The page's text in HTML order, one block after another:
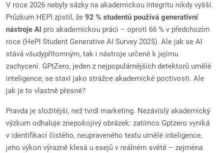
V roce 2026 nebyly sázky na akademickou integritu nikdy vyšší.
Průzkum HEPI zjistil, že 92 % studentů používá generativní
nástroje AI pro akademickou práci – oproti 66 % v předchozím
roce (HePI Student Generative AI Survey 2025). Ale jak se AI
stává všudypřítomným, tak i nástroje určené k jejímu
zachycení. GPtZero, jeden z nejpopulárnějších detektorů umělé
inteligence, se staví jako strážce akademické poctivosti. Ale
jak je to vlastně přesné?
Pravda je složitější, než tvrdí marketing. Nezávislý akademický
výzkum odhaluje znepokojivý obrázek: zatímco Gptzero vyniká
v identifikaci čistého, neupraveného textu umělé inteligence,
jeho výkon výrazně klesá u esejů v reálném světě – zejména